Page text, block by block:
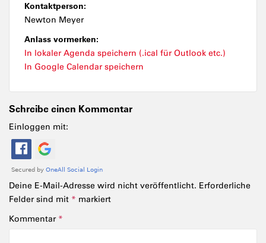
Kontaktperson:
Newton Meyer
Anlass vormerken:
In lokaler Agenda speichern (.ical für Outlook etc.)
In Google Calendar speichern
Schreibe einen Kommentar
Einloggen mit:
Deine E-Mail-Adresse wird nicht veröffentlicht. Erforderliche
Felder sind mit * markiert
Kommentar *